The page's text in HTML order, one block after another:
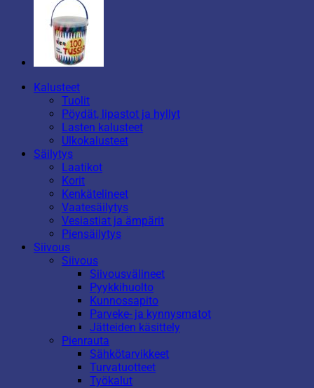
Kalusteet
Tuolit
Pöydät, lipastot ja hyllyt
Lasten kalusteet
Ulkokalusteet
Säilytys
Laatikot
Korit
Kenkätelineet
Vaatesäilytys
Vesiastiat ja ämpärit
Piensäilytys
Siivous
Siivous
Siivousvälineet
Pyykkihuolto
Kunnossapito
Parveke- ja kynnysmatot
Jätteiden käsittely
Pienrauta
Sähkötarvikkeet
Turvatuotteet
Työkalut